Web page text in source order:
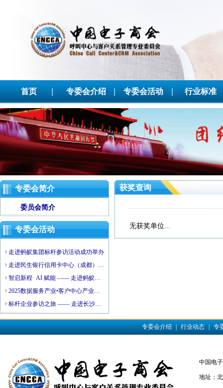
首页 专委会介绍 专委会活动 行业标准
专委会简介
委员会简介
专委会活动
走进蚂蚁集团标杆参访活动成功举办
走进民生银行信用卡中心（成都）后
台运营中心标杆参访活动成功举办
智启新程· AI 赋能 —— 走进蚂蚁集
团，探索大模型驱动的数智未来活动
2025数据服务产业•客户中心产业高
质量发展会议暨济阳区数据服务产业
资源对接会成功举办
标杆企业参访之旅 —— 走进长沙银
行活动圆满结束
获奖查询
无获奖单位...
专委会介绍 行业动态 专
中国电
地址：